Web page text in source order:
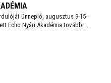
vezetésével. A
részvételhez ezúttal is előzetes
a szokásos elérhetőségeken.
ünneplő, augusztus 9-15-
Echo Nyári Akadémia továbbra
mint egy hagyományos zenei